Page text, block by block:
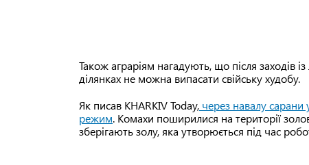
Також аграріям нагадують, що після заходів
ділянках не можна випасати свійську худобу.
Як писав KHARKIV Today, через навалу
режим. Комахи поширилися на території
зберігають золу, яка утворюється під час